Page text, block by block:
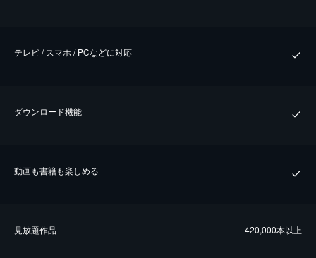
テレビ / スマホ / PCなどに対応
ダウンロード機能
動画も書籍も楽しめる
⾒放題作品 420,000本以上